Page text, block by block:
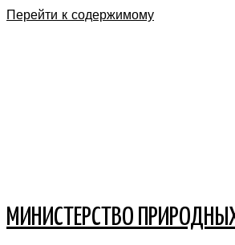
Перейти к содержимому
МИНИСТЕРСТВО